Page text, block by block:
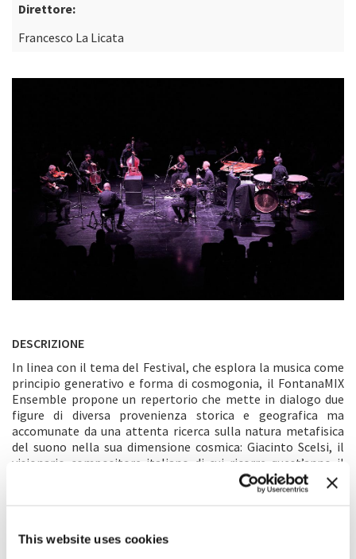
This website uses cookies
Direttore:
Francesco La Licata
DESCRIZIONE
In linea con il tema del Festival, che esplora la musica come
principio generativo e forma di cosmogonia, il FontanaMIX
Ensemble propone un repertorio che mette in dialogo due
figure di diversa provenienza storica e geografica ma
accomunate da una attenta ricerca sulla natura metafisica
del suono nella sua dimensione cosmica: Giacinto Scelsi, il
visionario compositore italiano di cui ricorre quest’anno il
centoventesimo anniversario della nascita e Vahid Hosseini,
compositore nato a Teheran nel 1984, la cui formazione
e ilQuartetto n. 3, mentre di Hosseini vengono presentate le